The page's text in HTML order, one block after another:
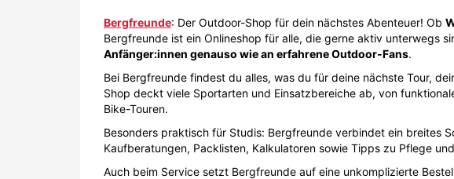
Bergfreunde: Der Outdoor-Shop für dein nächstes Abenteuer! Ob
Bergfreunde ist ein Onlineshop für alle, die gerne aktiv unterwegs
Anfänger:innen genauso wie an erfahrene Outdoor-Fans.
Bei Bergfreunde findest du alles, was du für deine nächste Tour,
Shop deckt viele Sportarten und Einsatzbereiche ab, von
Bike-Touren.
Besonders praktisch für Studis: Bergfreunde verbindet ein breites
Kaufberatungen, Packlisten, Kalkulatoren sowie Tipps zu Pflege
Auch beim Service setzt Bergfreunde auf eine unkomplizierte